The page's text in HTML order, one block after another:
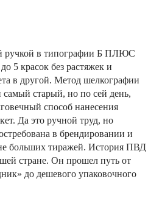
ручкой в типографии Б ПЛЮС
5 красок без растяжек и
в другой. Метод шелкографии
самый старый, но по сей день,
способ нанесения
Да это ручной труд, но
в брендировании и
больших тиражей. История ПВД
стране. Он прошел путь от
до дешевого упаковочного